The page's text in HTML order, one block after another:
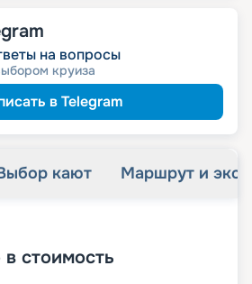
на вопросы
круиза
в Telegram
кают Маршрут и
стоимость